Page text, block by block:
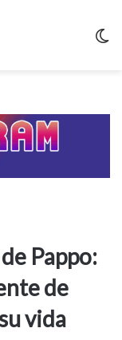
Pappo:
de
vida